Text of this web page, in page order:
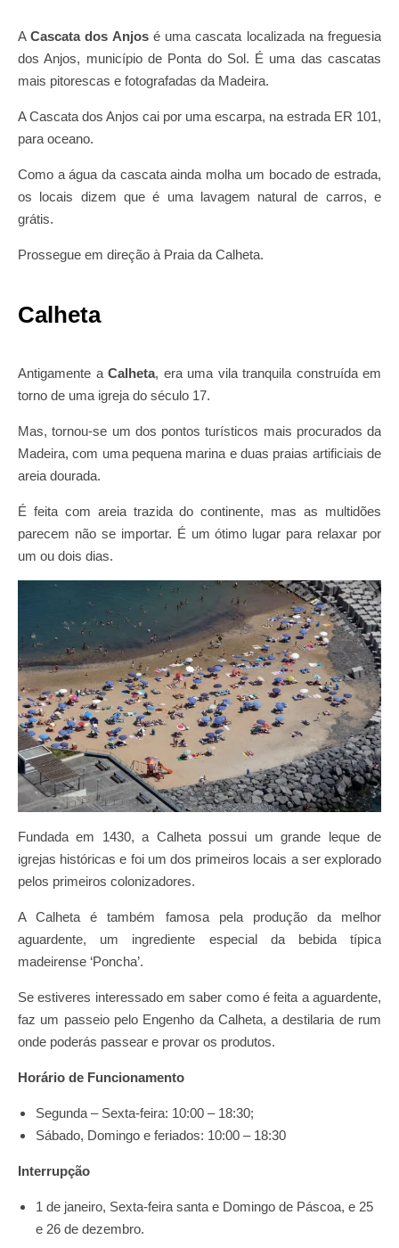
ACascata dos Anjosé uma cascata localizada na freguesia
dos Anjos, município de Ponta do Sol. É uma das cascatas
mais pitorescas e fotografadas da Madeira.
A Cascata dos Anjos cai por uma escarpa, na estrada ER 101,
para oceano.
Como a água da cascata ainda molha um bocado de estrada,
os locais dizem que é uma lavagem natural de carros, e
grátis.
Prossegue em direção à Praia da Calheta.
Calheta
Antigamente a Calheta, era uma vila tranquila construída em
torno de uma igreja do século 17.
Mas, tornou-se um dos pontos turísticos mais procurados da
Madeira, com uma pequena marina e duas praias artificiais de
areia dourada.
É feita com areia trazida do continente, mas as multidões
parecem não se importar. É um ótimo lugar para relaxar por
um ou dois dias.
Fundada em 1430, a Calheta possui um grande leque de
igrejas históricas e foi um dos primeiros locais a ser explorado
pelos primeiros colonizadores.
A Calheta é também famosa pela produção da melhor
aguardente, um ingrediente especial da bebida típica
madeirense ‘Poncha’.
Se estiveres interessado em saber como é feita a aguardente,
faz um passeio pelo Engenho da Calheta, a destilaria de rum
onde poderás passear e provar os produtos.
Horário de Funcionamento
Segunda – Sexta-feira: 10:00 – 18:30;
Sábado, Domingo e feriados: 10:00 – 18:30
Interrupção
1 de janeiro, Sexta-feira santa e Domingo de Páscoa, e 25
e 26 de dezembro.